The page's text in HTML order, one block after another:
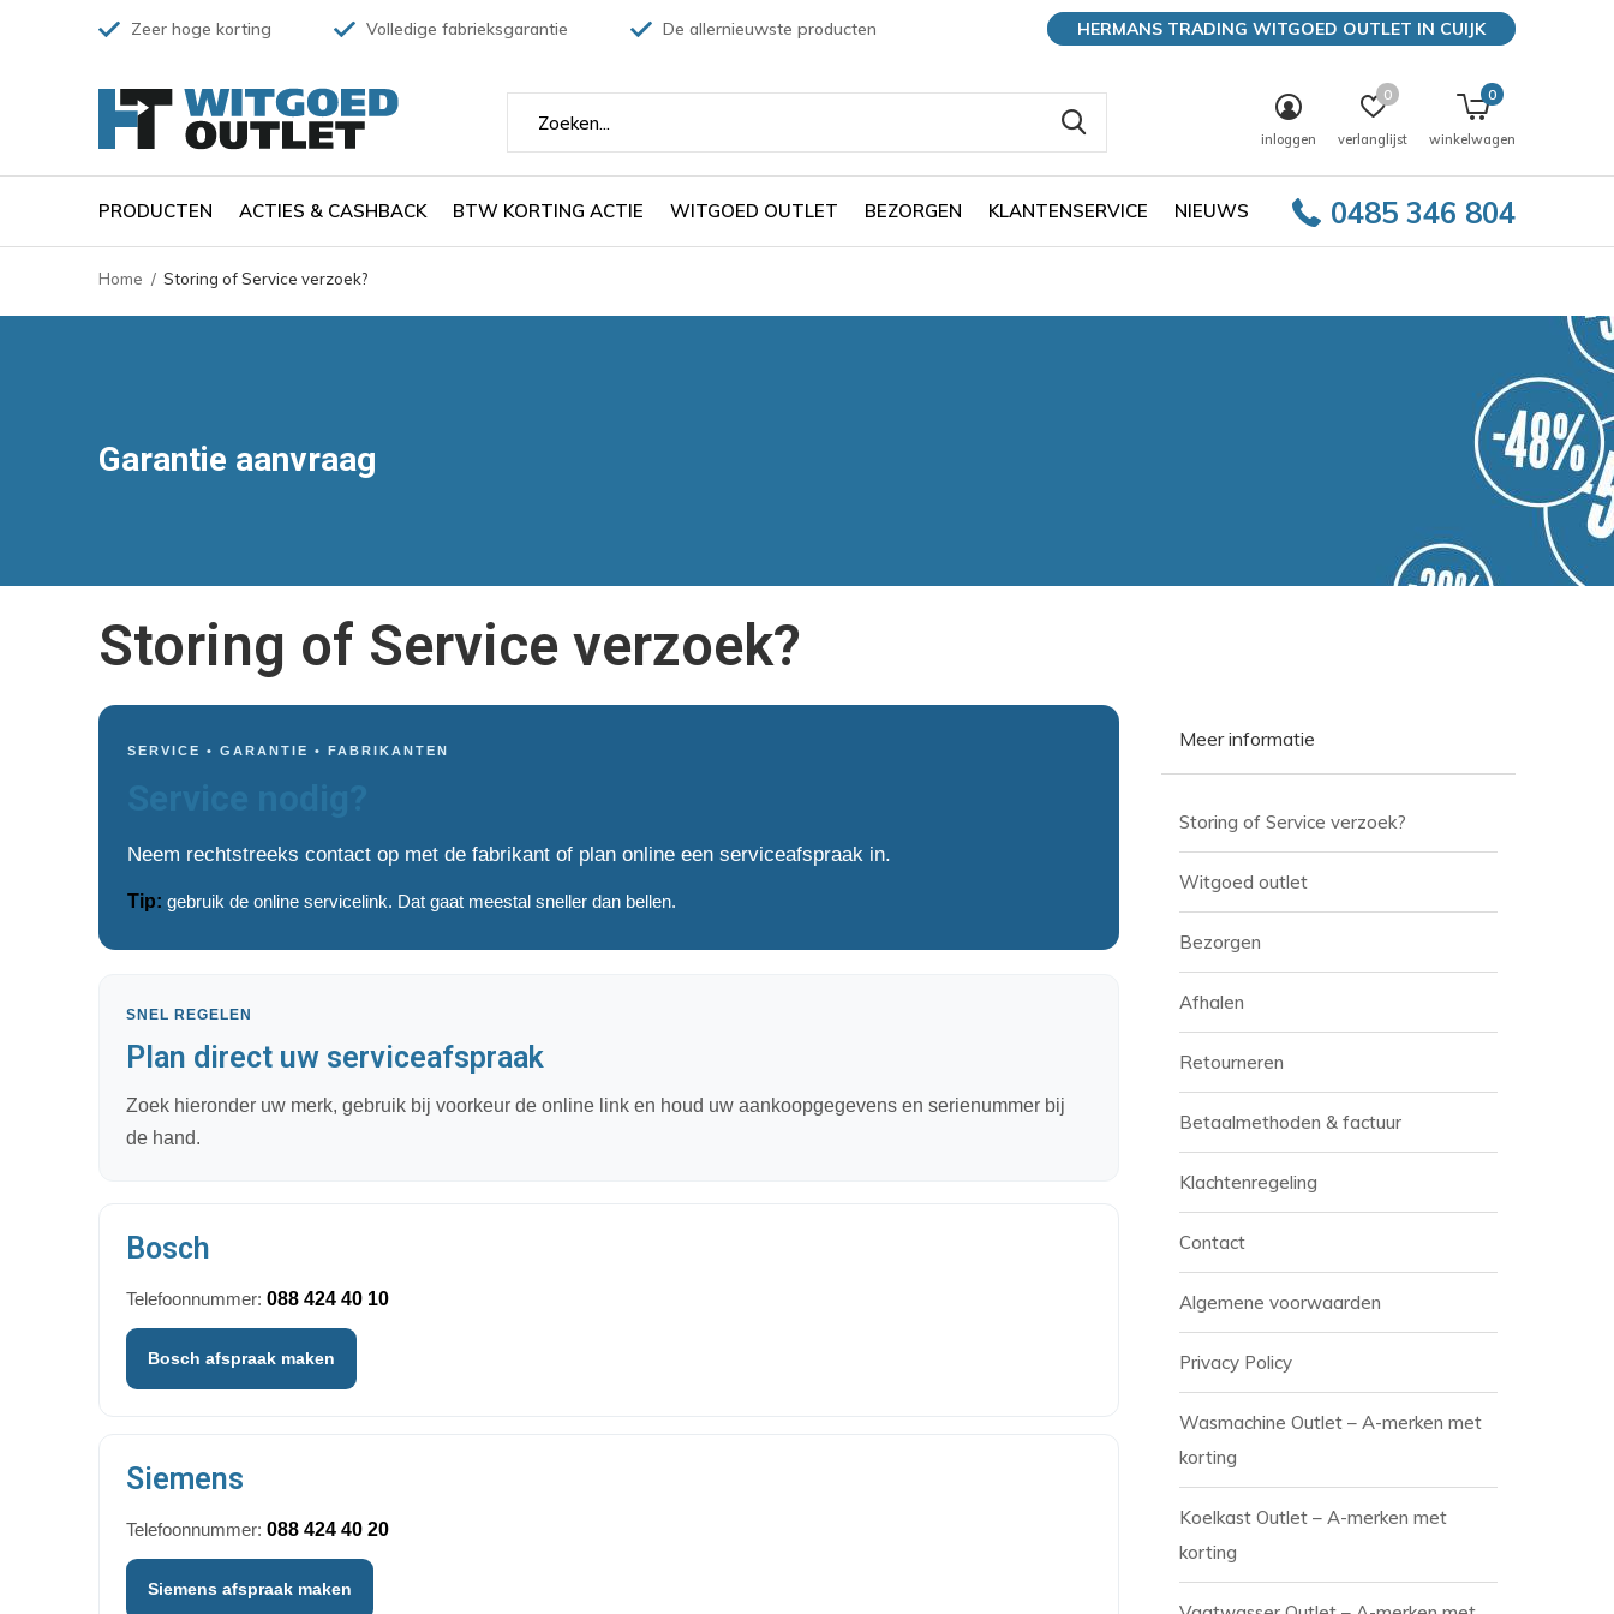
PRODUCTEN ACTIES & CASHBACK BTW KORTING ACTIE WITGOED OUTLET BEZORGEN KLANTENSERVICE NIEUWS 0485 346 804
inloggen verlanglijst
0
winkelwagen
0
Zeer hoge korting Volledige fabrieksgarantie De allernieuwste producten HERMANS TRADING WITGOED OUTLET IN CUIJK
Home Storing of Service verzoek?
Garantie aanvraag
Storing of Service verzoek?
SERVICE • GARANTIE • FABRIKANTEN
Neem rechtstreeks contact op met de fabrikant of plan online een serviceafspraak in.
Tip: gebruik de online servicelink. Dat gaat meestal sneller dan bellen.
SNEL REGELEN
Plan direct uw serviceafspraak
Zoek hieronder uw merk, gebruik bij voorkeur de online link en houd uw aankoopgegevens en serienummer bij
de hand.
Bosch
Telefoonnummer: 088 424 40 10
Bosch afspraak maken
Siemens
Telefoonnummer: 088 424 40 20
Siemens afspraak maken
Meer informatie
Storing of Service verzoek?
Witgoed outlet
Bezorgen
Afhalen
Retourneren
Betaalmethoden & factuur
Klachtenregeling
Contact
Algemene voorwaarden
Privacy Policy
Wasmachine Outlet – A-merken met
korting
Koelkast Outlet – A-merken met
korting